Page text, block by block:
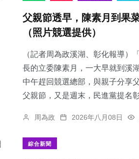
父親節透早，陳素月到果
（照片競選提供）
（記者周為政溪湖、彰化報導）
長的立委陳素月，一大早就到溪
中午趕回競選總部，與親子分享
父親節，又是週末，民進黨提名
周為政 2026年八月08日
綜合新聞